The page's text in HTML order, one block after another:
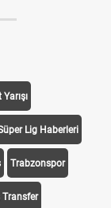
Yarışı
Lig Haberleri
Trabzonspor
Transfer